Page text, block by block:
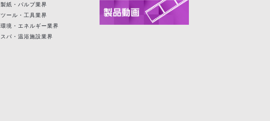
製紙・パルプ業界
ツール・工具業界
環境・エネルギー業界
スパ・温浴施設業界